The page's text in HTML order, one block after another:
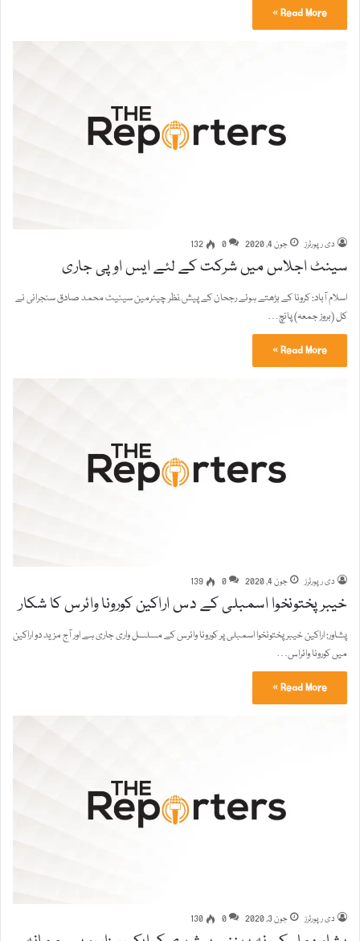
Read More »
دی رپورٹرز جون 4, 2020 0
132
سینٹ اجلاس میں شرکت کے لئے ایس او پی جاری
اسلام آباد: کرونا کے بڑھتے ہوئے رجحان کے پیش ِنظر چیئرمین سینیٹ محمد صادق سنجرانی نے
کل (بروز جمعہ) پانچ…
Read More »
دی رپورٹرز جون 4, 2020 0
139
خیبر پختونخوا اسمبلی کے دس اراکین کورونا وائرس کا شکار
پشاور: اراکین خیبرپختونخوا اسمبلی پر کورونا وائرس کے مسلسل واری جاری ہے اور آج مزید دو اراکین
میں کورونا وائراس…
Read More »
دی رپورٹرز جون 3, 2020 0
130